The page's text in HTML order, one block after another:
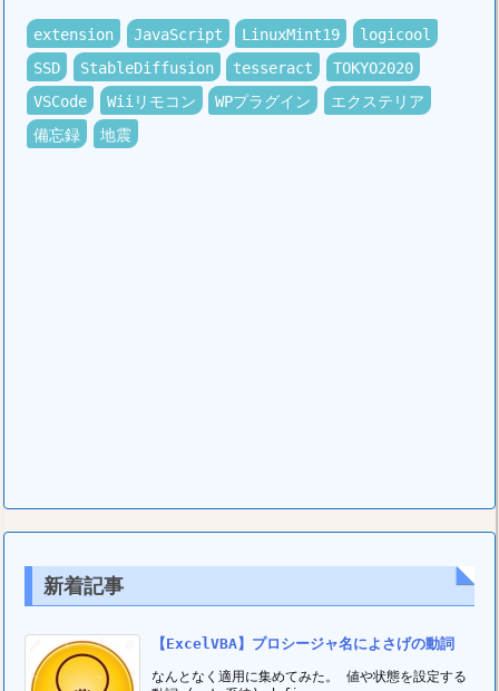
extension JavaScript LinuxMint19
logicool
SSD
StableDiffusion tesseract
TOKYO2020
VSCode
Wiiリモコン WPプラグイン
エクステリア
備忘録
地震
新着記事
【ExcelVBA】プロシージャ名によさげの動詞
なんとなく適用に集めてみた。 値や状態を設定する